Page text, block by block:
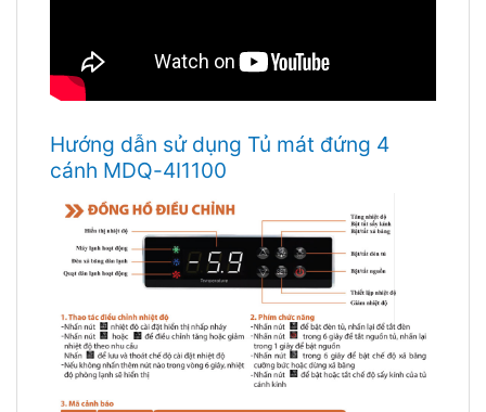
Hướng dẫn sử dụng Tủ mát đứng 4
cánh MDQ-4I1100